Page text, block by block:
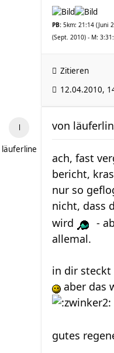
PB: 5km: 21:14 (Juni
(Sept. 2010) - M:
Zitieren
12.04.2010,
läuferline
von
ach, fast
bericht,
nur so
nicht, dass
wird
-
allemal.
in dir steckt
aber das
gutes